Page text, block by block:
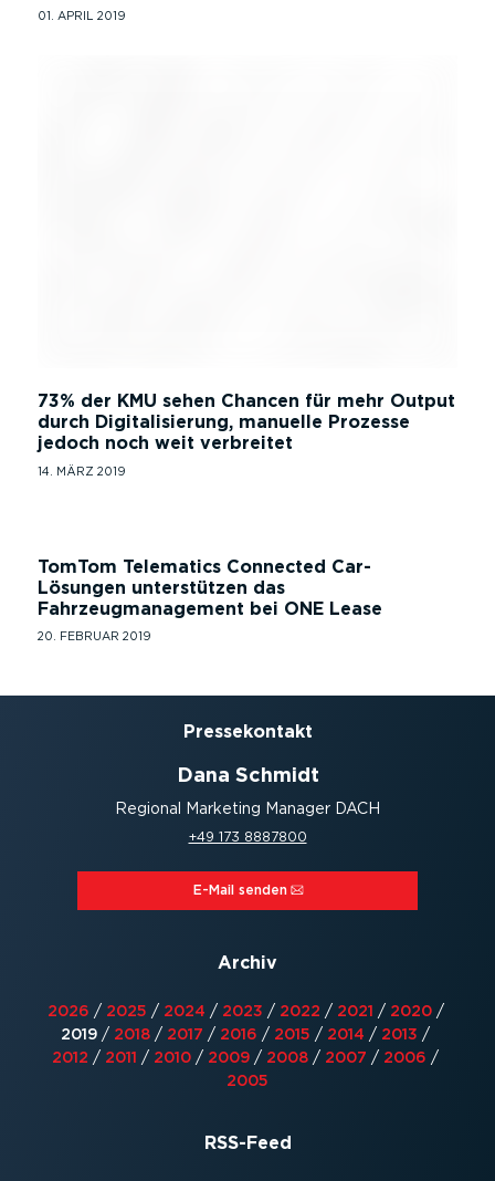
01. APRIL 2019
73% der KMU sehen Chancen für mehr Output
durch Digitalisierung, manuelle Prozesse
jedoch noch weit verbreitet
14. MÄRZ 2019
TomTom Telematics Connected Car-
Lösungen unterstützen das
Fahrzeugmanagement bei ONE Lease
20. FEBRUAR 2019
Presse­kontakt
Dana Schmidt
Regional Marketing Manager DACH
+49 173 8887800
E-Mail senden⁠
Archiv
2026 / 2025 / 2024 / 2023 / 2022 / 2021 / 2020/
2019 / 2018 / 2017 / 2016 / 2015 / 2014 / 2013 /
2012 / 2011 / 2010 / 2009 / 2008 / 2007 / 2006 /
2005
RSS-Feed